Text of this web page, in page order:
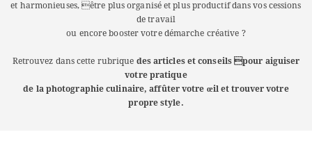
et harmonieuses, être plus organisé et plus productif dans vos cessions
de travail
ou encore booster votre démarche créative ?
Retrouvez dans cette rubrique des articles et conseils pour aiguiser
votre pratique
de la photographie culinaire, affûter votre œil et trouver votre
propre style.